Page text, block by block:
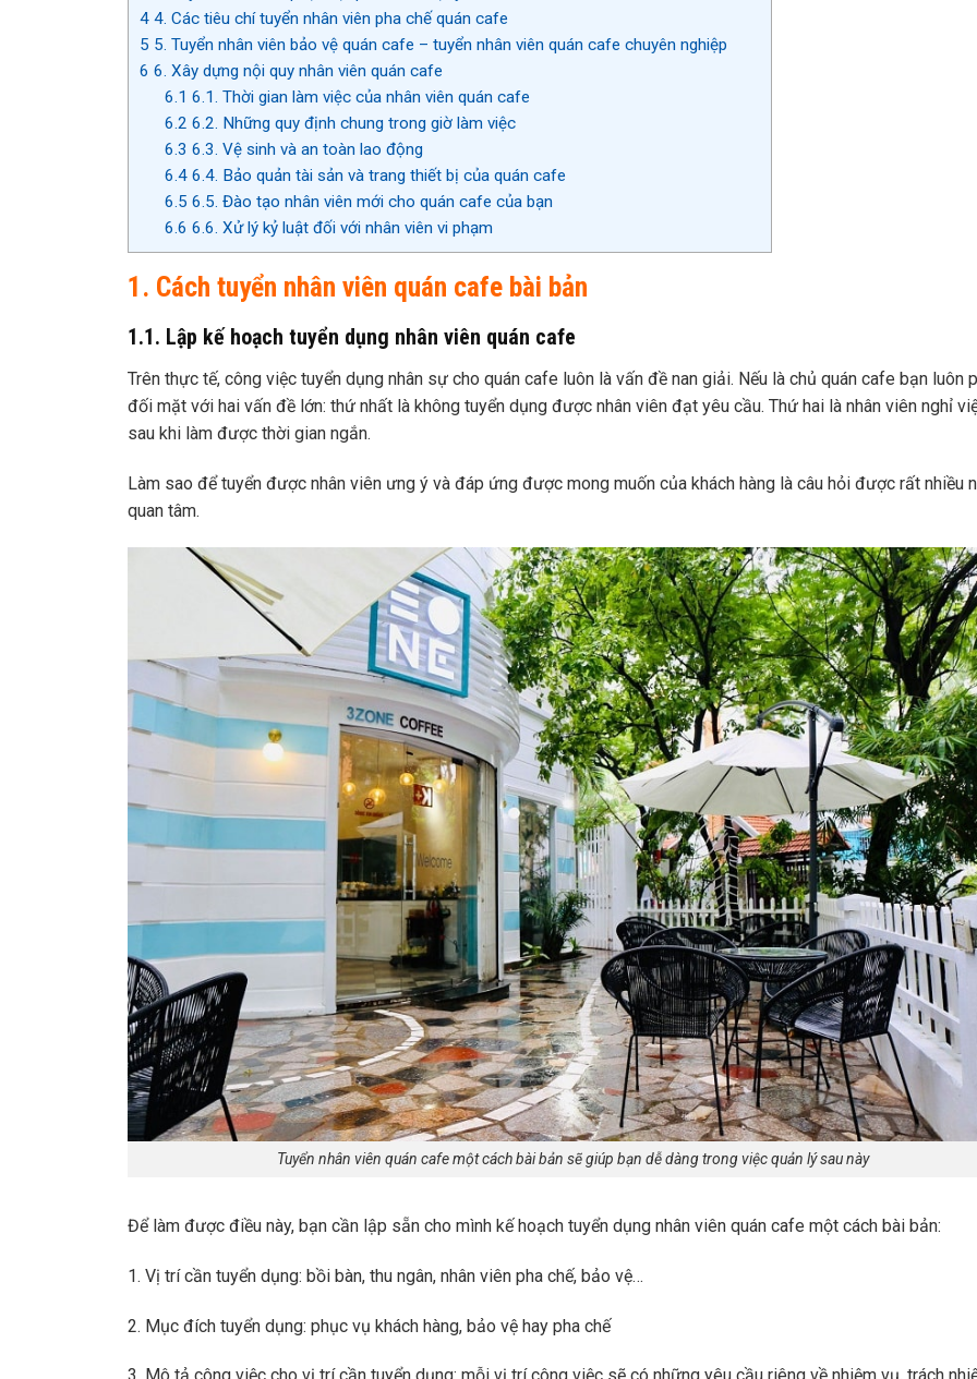
4 4. Các tiêu chí tuyển nhân viên pha chế quán cafe
5 5. Tuyển nhân viên bảo vệ quán cafe – tuyển nhân viên quán cafe chuyên nghiệp
6 6. Xây dựng nội quy nhân viên quán cafe
6.1 6.1. Thời gian làm việc của nhân viên quán cafe
6.2 6.2. Những quy định chung trong giờ làm việc
6.3 6.3. Vệ sinh và an toàn lao động
6.46.4. Bảo quản tài sản và trang thiết bị của quán cafe
6.5 6.5. Đào tạo nhân viên mới cho quán cafe của bạn
6.6 6.6. Xử lý kỷ luật đối với nhân viên vi phạm
1. Cách tuyển nhân viên quán cafe bài bản
1.1. Lập kế hoạch tuyển dụng nhân viên quán cafe
Trên thực tế, công việc tuyển dụng nhân sự cho quán cafe luôn là vấn đề nan giải. Nếu là chủ quán cafe bạn luôn
đối mặt với hai vấn đề lớn: thứ nhất là không tuyển dụng được nhân viên đạt yêu cầu. Thứ hai là nhân viên nghỉ
sau khi làm được thời gian ngắn.
Làm sao để tuyển được nhân viên ưng ý và đáp ứng được mong muốn của khách hàng là câu hỏi được rất nhiều
quan tâm.
Tuyển nhân viên quán cafe một cách bài bản sẽ giúp bạn dễ dàng trong việc quản lý sau này
Để làm được điều này, bạn cần lập sẵn cho mình kế hoạch tuyển dụng nhân viên quán cafe một cách bài bản:
1. Vị trí cần tuyển dụng: bồi bàn, thu ngân, nhân viên pha chế, bảo vệ…
2. Mục đích tuyển dụng: phục vụ khách hàng, bảo vệ hay pha chế